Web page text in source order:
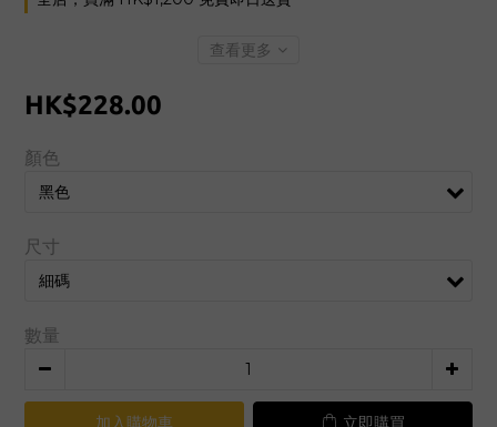
查看更多
HK$228.00
顏色
尺寸
數量
加入購物車 立即購買